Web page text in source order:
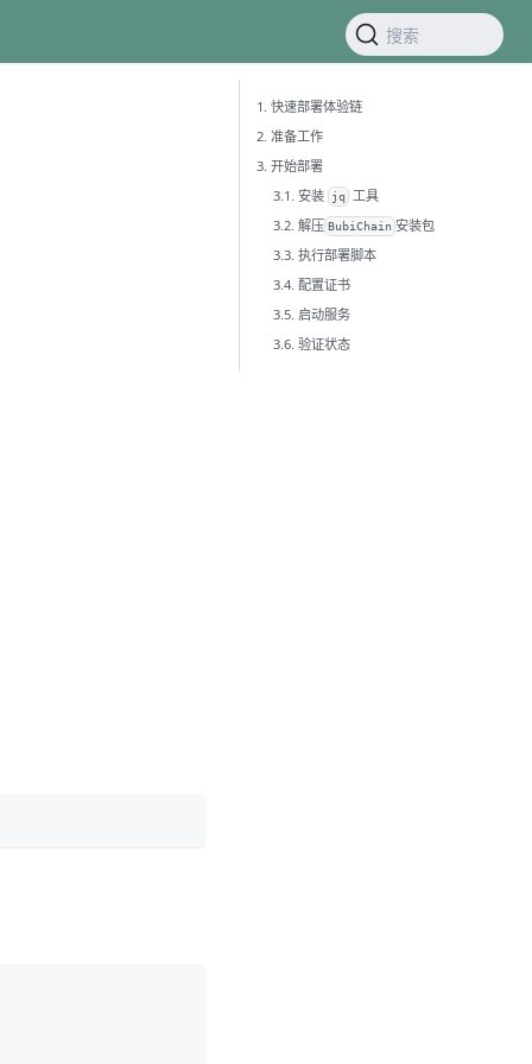
搜索
1. 快速部署体验链
2. 准备工作
3. 开始部署
3.1. 安装
jq 工具
3.2. 解压 BubiChain 安装包
3.3. 执行部署脚本
3.4. 配置证书
3.5. 启动服务
3.6. 验证状态